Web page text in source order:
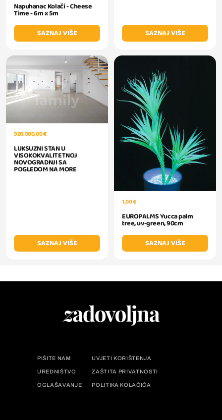
Napuhanac Kolači - Cheese
Time - 6m x 5m
SAZNAJ VIŠE
SAZNAJ VIŠE
920.000,00 €
LUKSUZNI STAN U
VISOKOKVALITETNOJ
NOVOGRADNJI SA
POGLEDOM NA MORE
SAZNAJ VIŠE
1,00 €
EUROPALMS Yucca palm
tree, uv-green, 90cm
SAZNAJ VIŠE
PIŠITE NAM UVJETI KORIŠTENJA
UREDNIŠTVO ZAŠTITA PRIVATNOSTI
OGLAŠAVANJE POLITIKA KOLAČIĆA